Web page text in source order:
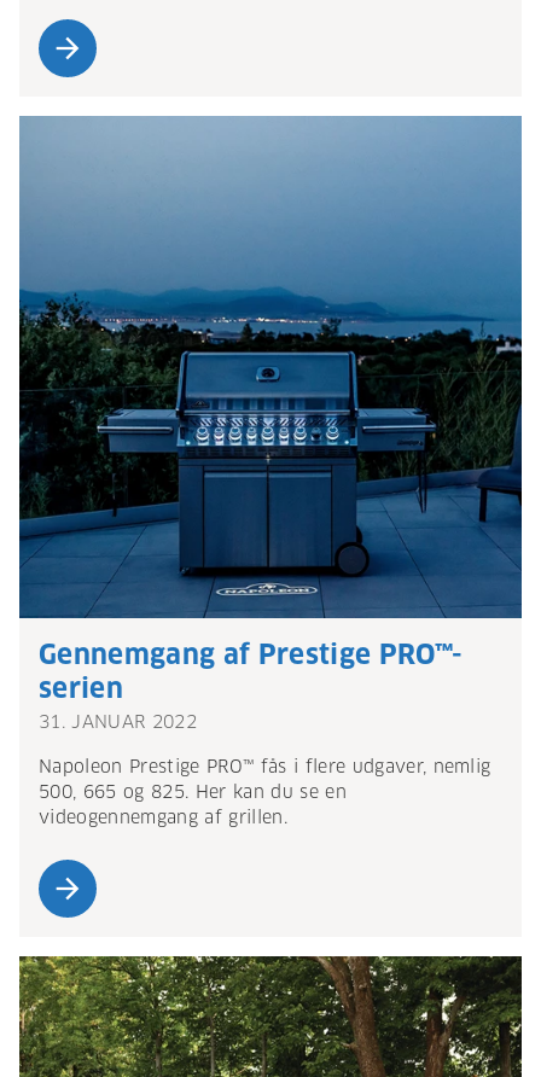
arrow_forward
Gennemgang af Prestige PRO™-
serien
31. JANUAR 2022
Napoleon Prestige PRO™ fås i flere udgaver, nemlig
500, 665 og 825. Her kan du se en
videogennemgang af grillen.
arrow_forward